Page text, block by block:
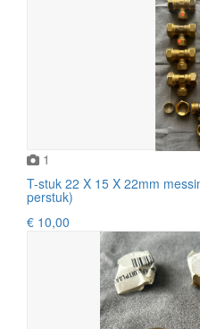
1
T-stuk 22 X 15 X 22mm
perstuk)
€ 10,00